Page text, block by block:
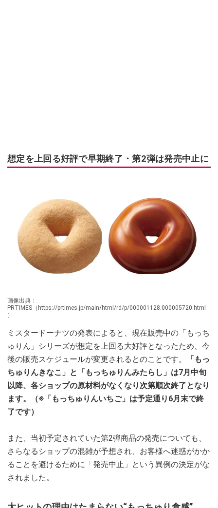
想定を上回る好評で早期終了・第2弾は発売中止に
画像出典：
PRTIMES（https://prtimes.jp/main/html/rd/p/000001128.000005720.html
）
ミスタードーナツの発表によると、現在販売中の「もっち
ゅりん」シリーズが想定を上回る大好評となったため、今
後の販売スケジュールが変更されるとのことです。
「もっ
ちゅりんきなこ」と「もっちゅりんみたらし」は7月中旬
以降、各ショップの原材料がなくなり次第順次終了となり
ます。（※「もっちゅりんいちご」は予定通り6月末で終
了です）
また、当初予定されていた第2弾商品の発売についても、
さらなるショップの混雑が予想され、お客様へ迷惑がかか
ることを避けるために「発売中止」という異例の決定がな
されました。